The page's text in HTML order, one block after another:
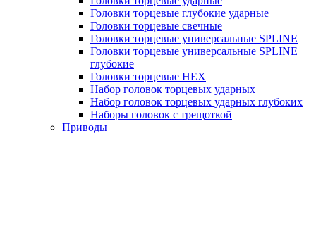
Головки торцевые глубокие ударные
Головки торцевые свечные
Головки торцевые универсальные SPLINE
Головки торцевые универсальные SPLINE
глубокие
Головки торцевые HEX
Набор головок торцевых ударных
Набор головок торцевых ударных глубоких
Наборы головок с трещоткой
Приводы